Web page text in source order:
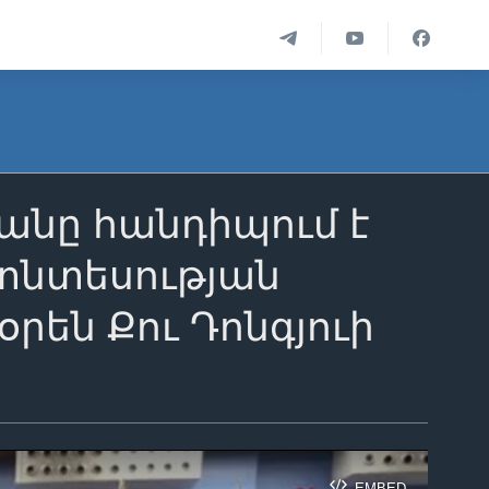
հանդիպում է
Քու Դոնգյուի